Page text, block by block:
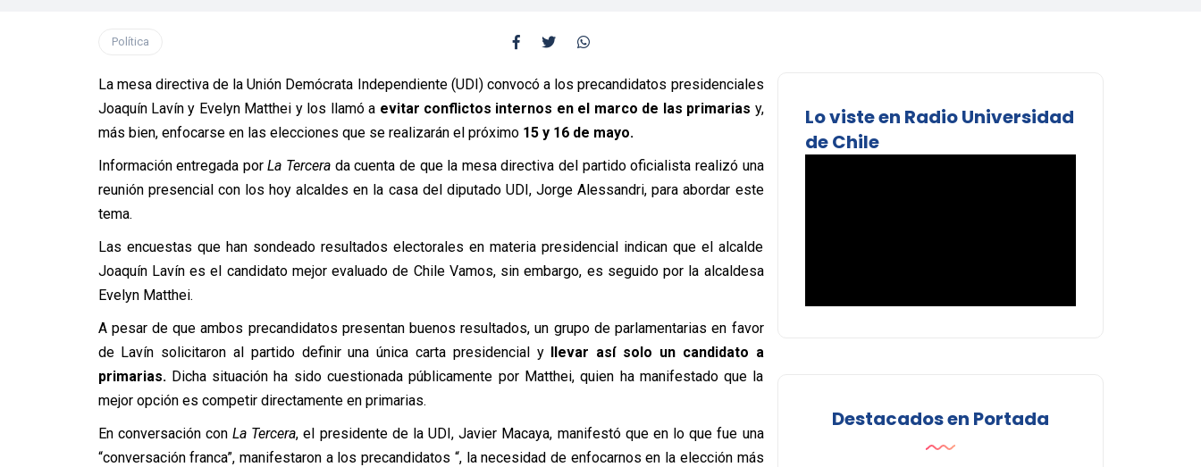
Política
La mesa directiva de la Unión Demócrata Independiente (UDI) convocó a los precandidatos presidenciales
Joaquín Lavín y Evelyn Matthei y los llamó a evitar conflictos internos en el marco de las primarias y,
más bien, enfocarse en las elecciones que se realizarán el próximo 15 y 16 de mayo.
Información entregada porLa Tercera da cuenta de que la mesa directiva del partido oficialista realizó una
reunión presencial con los hoy alcaldes en la casa del diputado UDI, Jorge Alessandri, para abordar este
tema.
Las encuestas que han sondeado resultados electorales en materia presidencial indican que el alcalde
Joaquín Lavín es el candidato mejor evaluado de Chile Vamos, sin embargo, es seguido por la alcaldesa
Evelyn Matthei.
A pesar de que ambos precandidatos presentan buenos resultados, un grupo de parlamentarias en favor
de Lavín solicitaron al partido definir una única carta presidencial y llevar así solo un candidato a
primarias.Dicha situación ha sido cuestionada públicamente por Matthei, quien ha manifestado que la
mejor opción es competir directamente en primarias.
En conversación con La Tercera, el presidente de la UDI, Javier Macaya, manifestó que en lo que fue una
“conversación franca”, manifestaron a los precandidatos “, la necesidad de enfocarnos en la elección más
Lo viste en Radio Universidad
de Chile
Destacados en Portada